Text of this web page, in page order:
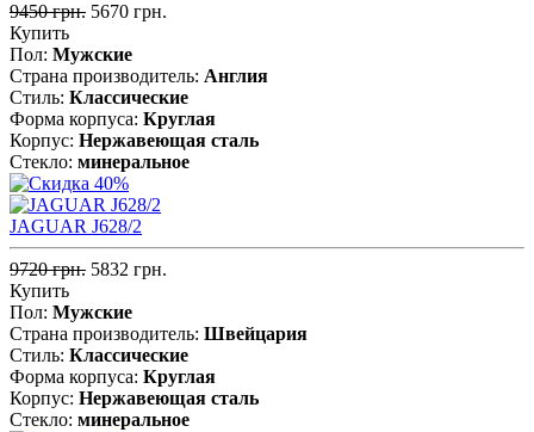
9450 грн. 5670 грн.
Купить
Пол: Мужские
Страна производитель: Англия
Стиль: Классические
Форма корпуса: Круглая
Корпус: Нержавеющая cталь
Стекло: минеральное
JAGUAR J628/2
9720 грн. 5832 грн.
Купить
Пол: Мужские
Страна производитель: Швейцария
Стиль: Классические
Форма корпуса: Круглая
Корпус: Нержавеющая cталь
Стекло: минеральное